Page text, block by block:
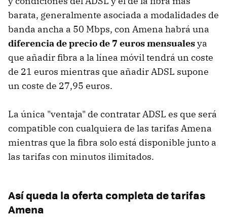
barata, generalmente asociada a modalidades de
banda ancha a 50 Mbps, con Amena habrá una
diferencia de precio de 7 euros mensualesya
que añadir fibra a la línea móvil tendrá un coste
de 21 euros mientras que añadir ADSL supone
un coste de 27,95 euros.
La única "ventaja" de contratar ADSL es que será
compatible con cualquiera de las tarifas Amena
mientras que la fibra solo está disponible junto a
las tarifas con minutos ilimitados.
Así queda la oferta completa de tarifas
Amena